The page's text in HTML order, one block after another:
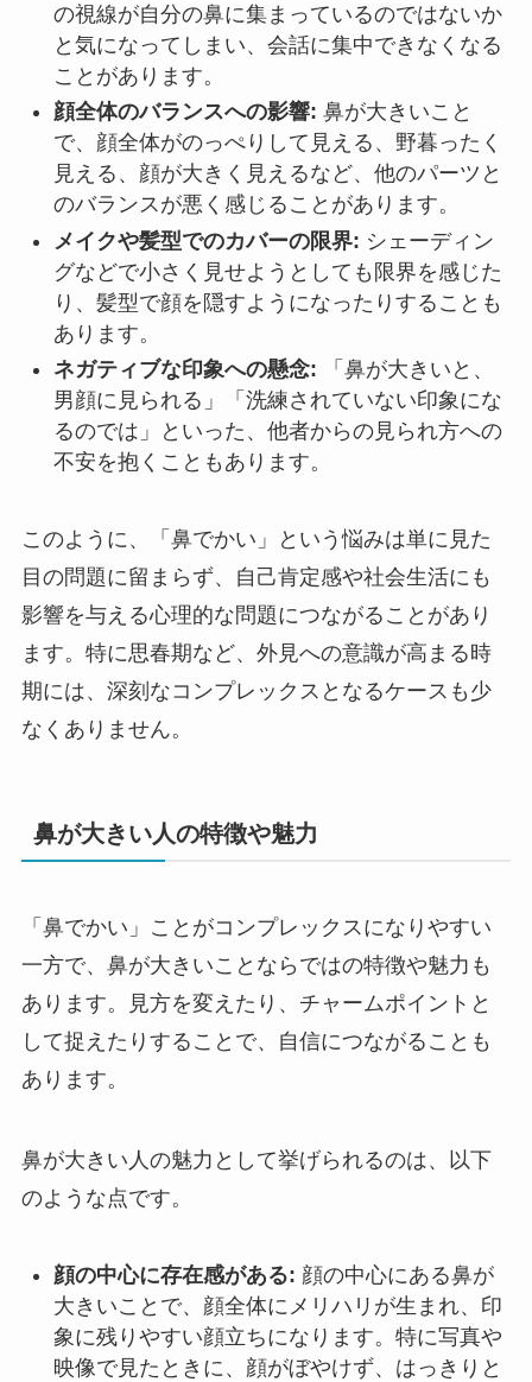
の視線が自分の鼻に集まっているのではないか
と気になってしまい、会話に集中できなくなる
ことがあります。
顔全体のバランスへの影響: 鼻が大きいこと
で、顔全体がのっぺりして見える、野暮ったく
見える、顔が大きく見えるなど、他のパーツと
のバランスが悪く感じることがあります。
メイクや髪型でのカバーの限界: シェーディン
グなどで小さく見せようとしても限界を感じた
り、髪型で顔を隠すようになったりすることも
あります。
ネガティブな印象への懸念: 「鼻が大きいと、
男顔に見られる」「洗練されていない印象にな
るのでは」といった、他者からの見られ方への
不安を抱くこともあります。
このように、「鼻でかい」という悩みは単に見た
目の問題に留まらず、自己肯定感や社会生活にも
影響を与える心理的な問題につながることがあり
ます。特に思春期など、外見への意識が高まる時
期には、深刻なコンプレックスとなるケースも少
なくありません。
鼻が大きい人の特徴や魅力
「鼻でかい」ことがコンプレックスになりやすい
一方で、鼻が大きいことならではの特徴や魅力も
あります。見方を変えたり、チャームポイントと
して捉えたりすることで、自信につながることも
あります。
鼻が大きい人の魅力として挙げられるのは、以下
のような点です。
顔の中心に存在感がある: 顔の中心にある鼻が
大きいことで、顔全体にメリハリが生まれ、印
象に残りやすい顔立ちになります。特に写真や
映像で見たときに、顔がぼやけず、はっきりと